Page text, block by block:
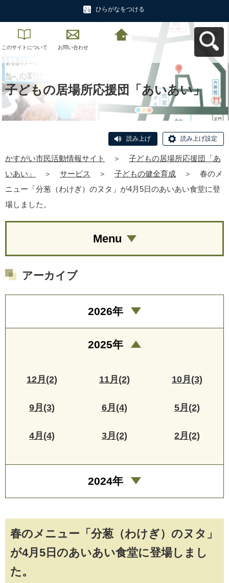
ひらがなをつける
このサイトについて お問い合わせ
子どもの居場所応援団「あいあい」
読み上げ 読み上げ設定
かすがい市民活動情報サイト ＞
子どもの居場所応援団「あ
いあい」
＞ サービス ＞ 子どもの健全育成 ＞
春のメ
ニュー「分葱（わけぎ）のヌタ」が4月5日のあいあい食堂に登
場しました。
春のメニュー「分葱（わけぎ）のヌタ」
が4月5日のあいあい食堂に登場しまし
た。
Menu
アーカイブ
2026年
2025年
12月(2) 11月(2) 10月(3)
9月(3) 6月(4) 5月(2)
4月(4) 3月(2) 2月(2)
2024年